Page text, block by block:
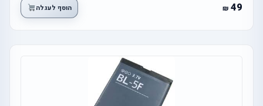
49 הוסף לעגלה